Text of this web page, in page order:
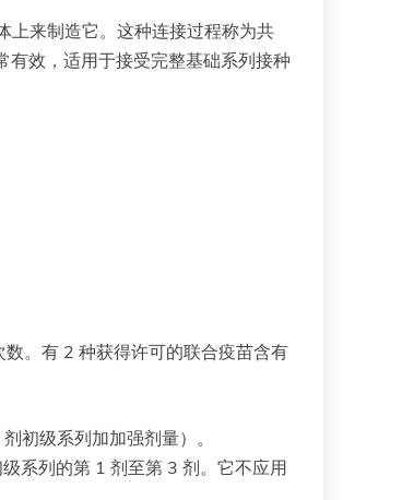
上来制造它。这种连接过程称为共
效，适用于接受完整基础系列接种
。有 2 种获得许可的联合疫苗含有
初级系列加加强剂量）。
列的第 1 剂至第 3 剂。它不应用